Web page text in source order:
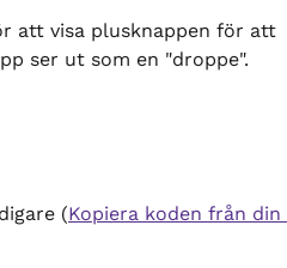
att visa plusknappen för att
ser ut som en "droppe".
(Kopiera koden från din